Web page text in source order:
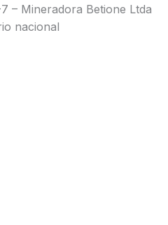
– Mineradora Betione Ltda
nacional